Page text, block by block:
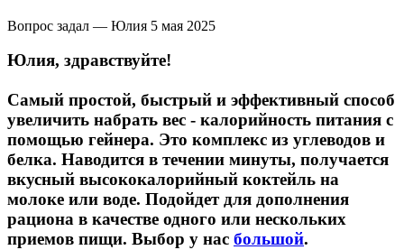
Бустеры тестостерона
ЗМА
Антиоксиданты
Борьба со стрессом
НАЗАД
Vitauct
WTF LABZ
Свой Путь
Вопрос задал — Юлия 5 мая 2025
Юлия, здравствуйте!
Самый простой, быстрый и эффективный способ
увеличить набрать вес - калорийность питания с
помощью гейнера. Это комплекс из углеводов и
белка. Наводится в течении минуты, получается
вкусный высококалорийный коктейль на
молоке или воде. Подойдет для дополнения
рациона в качестве одного или нескольких
приемов пищи. Выбор у нас большой.